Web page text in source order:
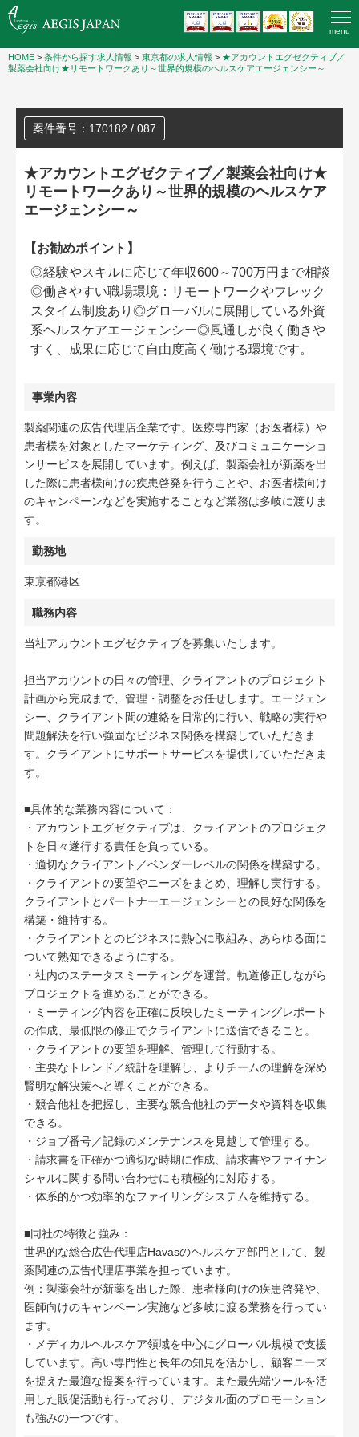
menu
HOME > 条件から探す求人情報 > 東京都の求人情報 > ★アカウントエグゼクティブ／
製薬会社向け★リモートワークあり～世界的規模のヘルスケアエージェンシー～
案件番号：170182 / 087
★アカウントエグゼクティブ／製薬会社向け★
リモートワークあり～世界的規模のヘルスケア
エージェンシー～
【お勧めポイント】
◎経験やスキルに応じて年収600～700万円まで相談
◎働きやすい職場環境：リモートワークやフレック
スタイム制度あり◎グローバルに展開している外資
系ヘルスケアエージェンシー◎風通しが良く働きや
すく、成果に応じて自由度高く働ける環境です。
事業内容
製薬関連の広告代理店企業です。医療専門家（お医者様）や
患者様を対象としたマーケティング、及びコミュニケーショ
ンサービスを展開しています。例えば、製薬会社が新薬を出
した際に患者様向けの疾患啓発を行うことや、お医者様向け
のキャンペーンなどを実施することなど業務は多岐に渡りま
す。
勤務地
東京都港区
職務内容
当社アカウントエグゼクティブを募集いたします。
担当アカウントの日々の管理、クライアントのプロジェクト
計画から完成まで、管理・調整をお任せします。エージェン
シー、クライアント間の連絡を日常的に行い、戦略の実行や
問題解決を行い強固なビジネス関係を構築していただきま
す。クライアントにサポートサービスを提供していただきま
す。
■具体的な業務内容について：
・アカウントエグゼクティブは、クライアントのプロジェク
トを日々遂行する責任を負っている。
・適切なクライアント／ベンダーレベルの関係を構築する。
・クライアントの要望やニーズをまとめ、理解し実行する。
クライアントとパートナーエージェンシーとの良好な関係を
構築・維持する。
・クライアントとのビジネスに熱心に取組み、あらゆる面に
ついて熟知できるようにする。
・社内のステータスミーティングを運営。軌道修正しながら
プロジェクトを進めることができる。
・ミーティング内容を正確に反映したミーティングレポート
の作成、最低限の修正でクライアントに送信できること。
・クライアントの要望を理解、管理して行動する。
・主要なトレンド／統計を理解し、よりチームの理解を深め
賢明な解決策へと導くことができる。
・競合他社を把握し、主要な競合他社のデータや資料を収集
できる。
・ジョブ番号／記録のメンテナンスを見越して管理する。
・請求書を正確かつ適切な時期に作成、請求書やファイナン
シャルに関する問い合わせにも積極的に対応する。
・体系的かつ効率的なファイリングシステムを維持する。
■同社の特徴と強み：
世界的な総合広告代理店Havasのヘルスケア部門として、製
薬関連の広告代理店事業を担っています。
例：製薬会社が新薬を出した際、患者様向けの疾患啓発や、
医師向けのキャンペーン実施など多岐に渡る業務を行ってい
ます。
・メディカルヘルスケア領域を中心にグローバル規模で支援
しています。高い専門性と長年の知見を活かし、顧客ニーズ
を捉えた最適な提案を行っています。また最先端ツールを活
用した販促活動も行っており、デジタル面のプロモーション
も強みの一つです。